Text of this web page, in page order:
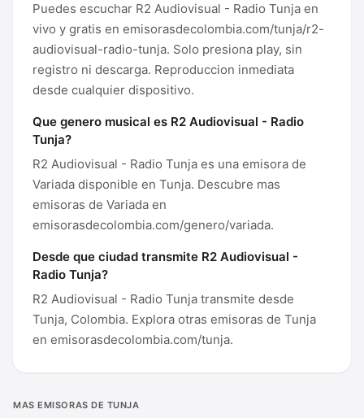
Puedes escuchar R2 Audiovisual - Radio Tunja en
vivo y gratis en emisorasdecolombia.com/tunja/r2-
audiovisual-radio-tunja. Solo presiona play, sin
registro ni descarga. Reproduccion inmediata
desde cualquier dispositivo.
Que genero musical es R2 Audiovisual - Radio
Tunja?
R2 Audiovisual - Radio Tunja es una emisora de
Variada disponible en Tunja. Descubre mas
emisoras de Variada en
emisorasdecolombia.com/genero/variada.
Desde que ciudad transmite R2 Audiovisual -
Radio Tunja?
R2 Audiovisual - Radio Tunja transmite desde
Tunja, Colombia. Explora otras emisoras de Tunja
en emisorasdecolombia.com/tunja.
MAS EMISORAS DE TUNJA